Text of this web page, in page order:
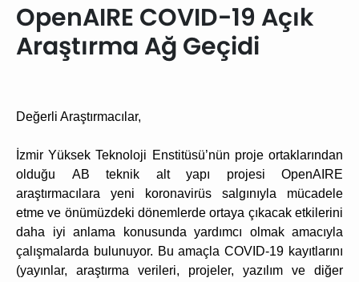
OpenAIRE COVID-19 Açık
Araştırma Ağ Geçidi
Değerli Araştırmacılar,
İzmir Yüksek Teknoloji Enstitüsü’nün proje ortaklarından
olduğu AB teknik alt yapı projesi OpenAIRE
araştırmacılara yeni koronavirüs salgınıyla mücadele
etme ve önümüzdeki dönemlerde ortaya çıkacak etkilerini
daha iyi anlama konusunda yardımcı olmak amacıyla
çalışmalarda bulunuyor. Bu amaçlaCOVID-19 kayıtlarını
(yayınlar, araştırma verileri, projeler, yazılım ve diğer